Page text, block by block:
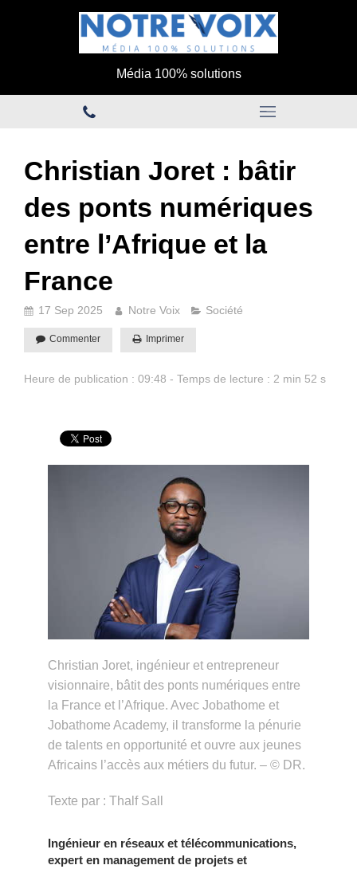
Média 100% solutions
Christian Joret : bâtir
des ponts numériques
entre l’Afrique et la
France
17 Sep 2025 Notre Voix Société
Commenter Imprimer
Heure de publication : 09:48 - Temps de lecture : 2 min 52 s
Christian Joret, ingénieur et entrepreneur
visionnaire, bâtit des ponts numériques entre
la France et l’Afrique. Avec Jobathome et
Jobathome Academy, il transforme la pénurie
de talents en opportunité et ouvre aux jeunes
Africains l’accès aux métiers du futur. – © DR.
Texte par : Thalf Sall
Ingénieur en réseaux et télécommunications,
expert en management de projets et